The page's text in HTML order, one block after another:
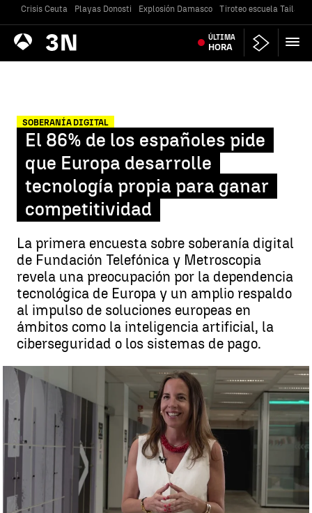
Crisis Ceuta Playas Donosti Explosión Damasco Tiroteo escuela
Antena
3 Noticias ÚLTIMA
HORA
SOBERANÍA DIGITAL
El 86% de los españoles pide
que Europa desarrolle
tecnología propia para ganar
competitividad
La primera encuesta sobre soberanía digital
de Fundación Telefónica y Metroscopia
revela una preocupación por la dependencia
tecnológica de Europa y un amplio respaldo
al impulso de soluciones europeas en
ámbitos como la inteligencia artificial, la
ciberseguridad o los sistemas de pago.
Isabel Salazar, directora general de Fundación Telefónica
Beatriz García
Publicado: 08 de julio de 2026, 12:31